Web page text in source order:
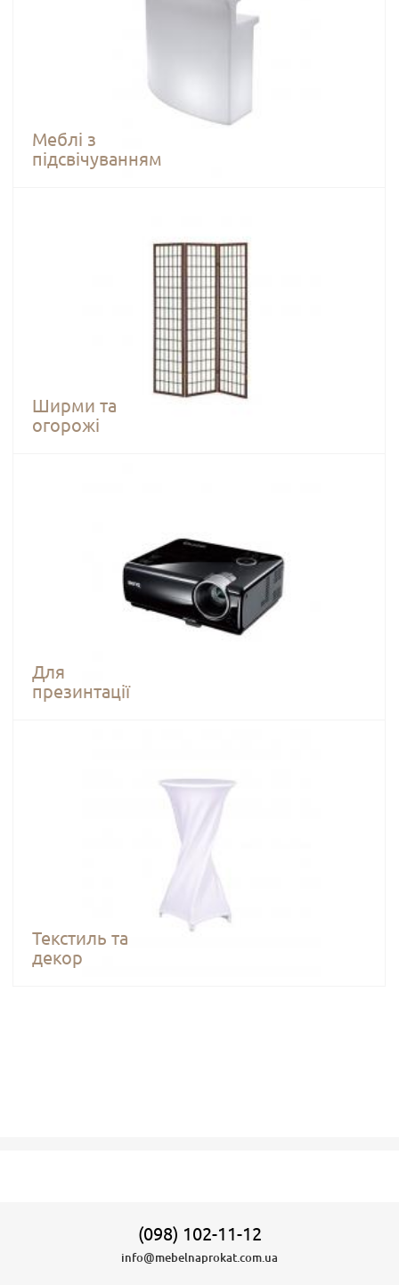
Меблі з
підсвічуванням
Ширми та
огорожі
Для
презинтації
Текстиль та
декор
(098) 102-11-12
info@mebelnaprokat.com.ua